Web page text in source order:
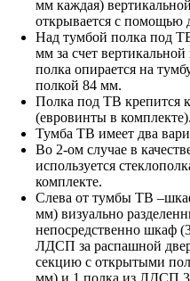
мм каждая)
открывается с помощью
Над тумбой полка под
мм за счет
полка опирается на
полкой 84 мм.
Полка под ТВ крепится
(евровинты в комплекте).
Тумба ТВ имеет два
Во 2-ом случае в
используется
комплекте.
Слева от тумбы ТВ
мм) визуально
непосредственно шкаф
ЛДСП за распашной
секцию с открытыми
мм) и 1 полка из ЛДСП